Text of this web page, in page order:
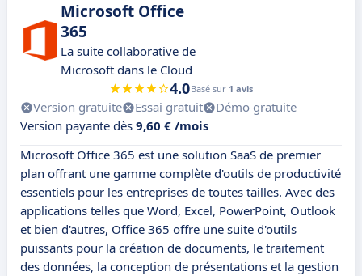
Microsoft Office
365
La suite collaborative de
Microsoft dans le Cloud
4.0Basé sur 1 avis
Version gratuite Essai gratuit
Démo gratuite
Version payante dès 9,60 € /mois
Microsoft Office 365 est une solution SaaS de premier
plan offrant une gamme complète d'outils de productivité
essentiels pour les entreprises de toutes tailles. Avec des
applications telles que Word, Excel, PowerPoint, Outlook
et bien d'autres, Office 365 offre une suite d'outils
puissants pour la création de documents, le traitement
des données, la conception de présentations et la gestion